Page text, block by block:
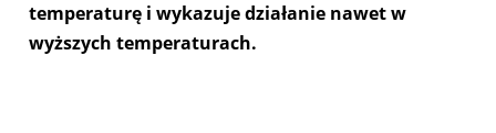
temperaturę i wykazuje działanie nawet w
wyższych temperaturach.